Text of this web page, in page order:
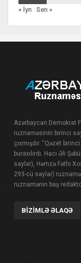
« İyn
Sen »
Azərbaycan Demokrat
ruznaməsinin birinci
çıxmışdır. “Qəzet
buraxılırdı. Hacı Əli
saylar), Həmzə Fəthi
293-cü saylar)
ruznamənin baş
BIZIMLƏ ƏLAQƏ